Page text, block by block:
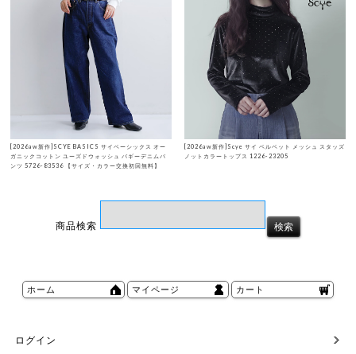
[2026aw新作]SCYE BASICS サイベーシックス オー
ガニックコットン ユーズドウォッシュ バギーデニムパ
ンツ 5726-83536 【サイズ・カラー交換初回無料】
[2026aw新作]Scye サイ ベルベット メッシュ スタッズ
ノットカラートップス 1226-23205
商品検索
ホーム マイページ カート
ログイン